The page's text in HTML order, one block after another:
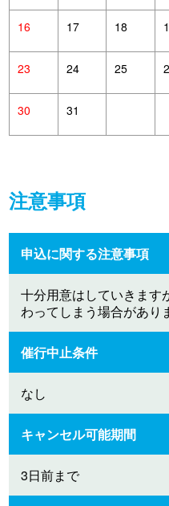
16 17 18
23 24 25
30 31
注意事項
申込に関する注意事項
十分用意はしていきます
わってしまう場合があり
催行中止条件
なし
キャンセル可能期間
3日前まで